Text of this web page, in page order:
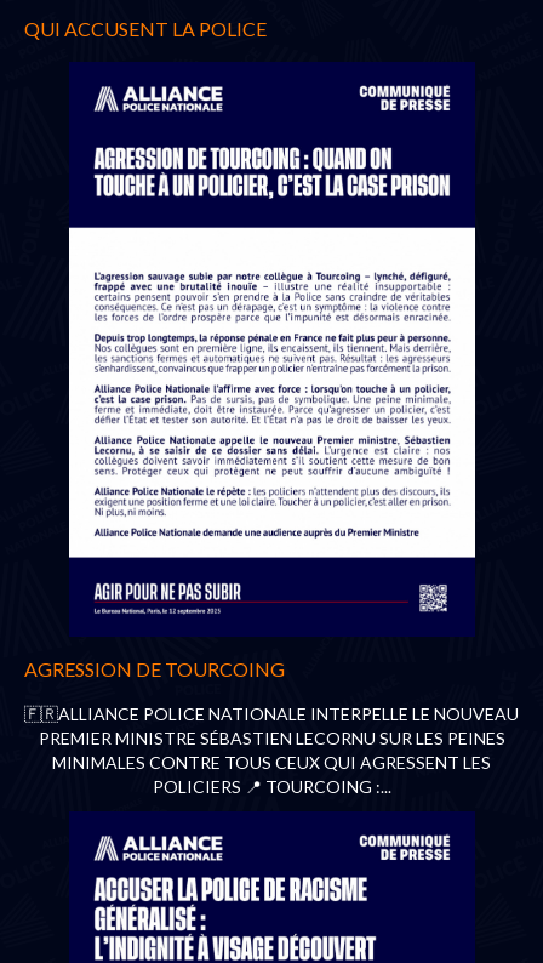
QUI ACCUSENT LA POLICE
AGRESSION DE TOURCOING
🇫🇷ALLIANCE POLICE NATIONALE INTERPELLE LE NOUVEAU
PREMIER MINISTRE SÉBASTIEN LECORNU SUR LES PEINES
MINIMALES CONTRE TOUS CEUX QUI AGRESSENT LES
POLICIERS 📍 TOURCOING :...